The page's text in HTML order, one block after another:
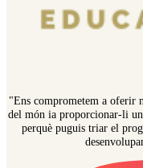
"Ens comprometem a oferir
del món ia proporcionar-li
perquè puguis triar el